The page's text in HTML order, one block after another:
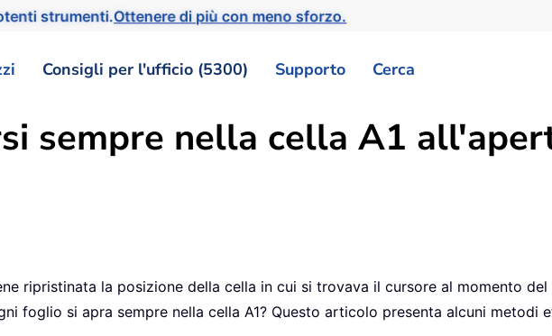
strumenti.Ottenere di più con meno sforzo.
Consigli per l'ufficio (5300) Supporto Cerca
sempre nella cella A1
ripristinata la posizione della cella in cui si trovava il cursore al momento
foglio si apra sempre nella cella A1? Questo articolo presenta alcuni metodi